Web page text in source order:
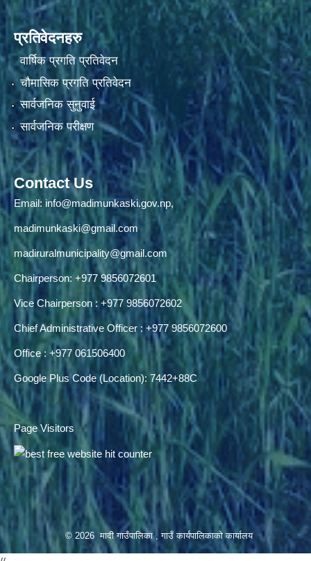
प्रतिवेदनहरु
वार्षिक प्रगति प्रतिवेदन
चौमासिक प्रगति प्रतिवेदन
सार्वजनिक सुनुवाई
सार्वजनिक परीक्षण
Contact Us
Email: info@madimunkaski.gov.np,
madimunkaski@gmail.com
madiruralmunicipality@gmail.com
Chairperson: +977 9856072601
Vice Chairperson : +977 9856072602
Chief Administrative Officer : +977 9856072600
Office : +977 061506400
Google Plus Code (Location): 7442+88C
Page Visitors
© 2026 मादी गाउँपालिका , गाउँ कार्यपालिकाको कार्यालय